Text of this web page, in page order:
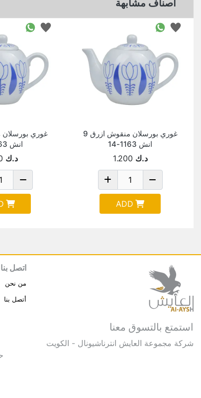
اصناف مشابهة
غوري بورسلان منقوش ازرق 9
انش 1163-14
د.ك 1.200
ADD
انش 1163-13
د.ك
استمتع بالتسوق معنا
شركة مجموعة العايش انترناشيونال - الكويت
اتصل بنا
من نحن
أتصل بنا